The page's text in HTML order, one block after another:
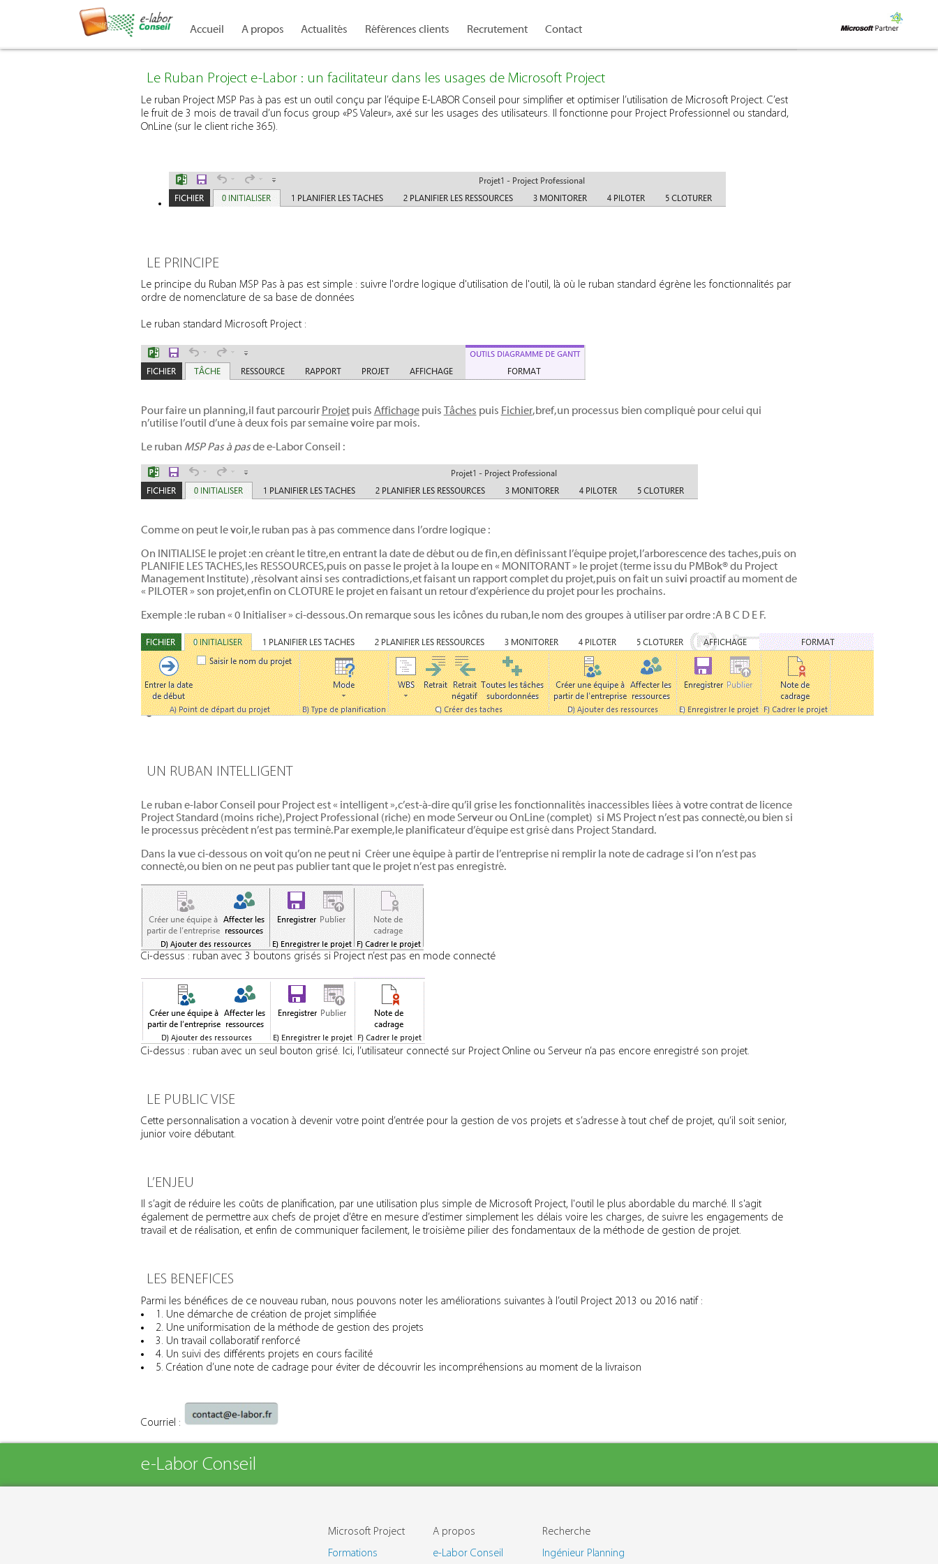
Accueil A propos Actualités Références clients Recrutement Contact
Le Ruban Project e-Labor : un facilitateur dans les usages de Microsoft Project
Le ruban Project MSP Pas à pas est un outil conçu par l’équipe E-LABOR Conseil pour simplifier et optimiser l’utilisation de Microsoft Project. C’est
le fruit de 3 mois de travail d’un focus group «PS Valeur», axé sur les usages des utilisateurs. Il fonctionne pour Project Professionnel ou standard,
OnLine (sur le client riche 365).
LE PRINCIPE
Le principe du Ruban MSP Pas à pas est simple : suivre l'ordre logique d'utilisation de l'outil, là où le ruban standard égrène les fonctionnalités par
ordre de nomenclature de sa base de données
Le ruban standard Microsoft Project :
Pour faire un planning, il faut parcourirProjetpuis Affichagepuis Tâches puis Fichier, bref, un processus bien compliqué pour celui qui
n’utilise l’outil d’une à deux fois par semaine voire par mois.
Le ruban MSP Pas à pasde e-Labor Conseil :
Comme on peut le voir, le ruban pas à pas commence dans l’ordre logique :
On INITIALISE le projet : en créant le titre, en entrant la date de début ou de fin, en définissant l’équipe projet, l’arborescence des taches, puis on
PLANIFIE LES TACHES, les RESSOURCES, puis on passe le projet à la loupe en « MONITORANT » le projet (terme issu du PMBok® du Project
Management Institute) , résolvant ainsi ses contradictions, et faisant un rapport complet du projet, puis on fait un suivi proactif au moment de
« PILOTER » son projet, enfin on CLOTURE le projet en faisant un retour d’expérience du projet pour les prochains.
Exemple : le ruban « 0 Initialiser » ci-dessous. On remarque sous les icônes du ruban, le nom des groupes à utiliser par ordre : A B C D E F.
UN RUBAN INTELLIGENT
Le ruban e-labor Conseil pour Project est « intelligent », c’est-à-dire qu’il grise les fonctionnalités inaccessibles liées à votre contrat de licence
Project Standard (moins riche), Project Professional (riche) en mode Serveur ou OnLine (complet) si MS Project n’est pas connecté, ou bien si
le processus précédent n’est pas terminé. Par exemple, le planificateur d’équipe est grisé dans Project Standard.
Dans la vue ci-dessous on voit qu’on ne peut ni Créer une équipe à partir de l’entreprise ni remplir la note de cadrage si l’on n’est pas
connecté, ou bien on ne peut pas publier tant que le projet n’est pas enregistré.
Ci-dessus : ruban avec 3 boutons grisés si Project n’est pas en mode connecté
Ci-dessus : ruban avec un seul bouton grisé. Ici, l’utilisateur connecté sur Project Online ou Serveur n’a pas encore enregistré son projet.
LE PUBLIC VISE
Cette personnalisation a vocation à devenir votre point d’entrée pour la gestion de vos projets et s’adresse à tout chef de projet, qu’il soit senior,
junior voire débutant.
L’ENJEU
Il s’agit de réduire les coûts de planification, par une utilisation plus simple de Microsoft Project, l'outil le plus abordable du marché. Il s'agit
également de permettre aux chefs de projet d’être en mesure d’estimer simplement les délais voire les charges, de suivre les engagements de
travail et de réalisation, et enfin de communiquer facilement, le troisième pilier des fondamentaux de la méthode de gestion de projet.
LES BENEFICES
Parmi les bénéfices de ce nouveau ruban, nous pouvons noter les améliorations suivantes à l’outil Project 2013 ou 2016 natif :
1. Une démarche de création de projet simplifiée
2. Une uniformisation de la méthode de gestion des projets
3. Un travail collaboratif renforcé
4. Un suivi des différents projets en cours facilité
5. Création d’une note de cadrage pour éviter de découvrir les incompréhensions au moment de la livraison
Courriel :
e-Labor Conseil
Microsoft Project
Formations
A propos
e-Labor Conseil
Recherche
Ingénieur Planning